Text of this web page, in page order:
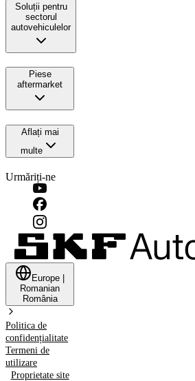
Soluții pentru
sectorul
autovehiculelor
Piese
aftermarket
Aflați mai
multe
Urmăriți-ne
Europe
Romanian
România
Politica de
confidențialitate
Termeni de
utilizare
Proprietate site